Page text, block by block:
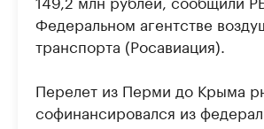
Федеральном агентстве
транспорта (Росавиация).
Перелет из Перми до Крыма
софинансировался из